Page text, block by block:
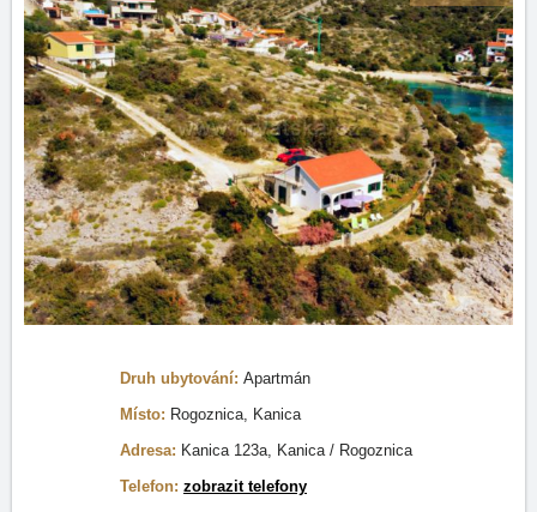
Druh ubytování: Apartmán
Místo: Rogoznica, Kanica
Adresa: Kanica 123a, Kanica / Rogoznica
Telefon: zobrazit telefony